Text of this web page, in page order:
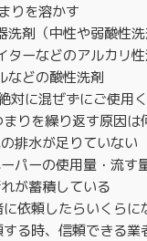
りを溶かす
剤（中性や弱酸性洗
ーなどのアルカリ
などの酸性洗剤
対に混ぜずにご使用
りを繰り返す原因は
排水が足りていない
パーの使用量・流す
が蓄積している
依頼したらいくらに
る時、信頼できる業